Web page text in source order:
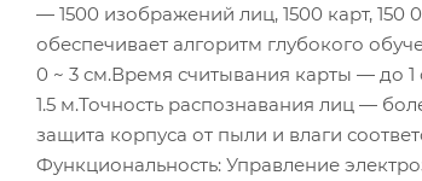
— 1500 изображений лиц, 1500 карт,
обеспечивает алгоритм глубокого
0 ~ 3 см.Время считывания карты — до
1.5 м.Точность распознавания лиц —
защита корпуса от пыли и влаги
Функциональность: Управление